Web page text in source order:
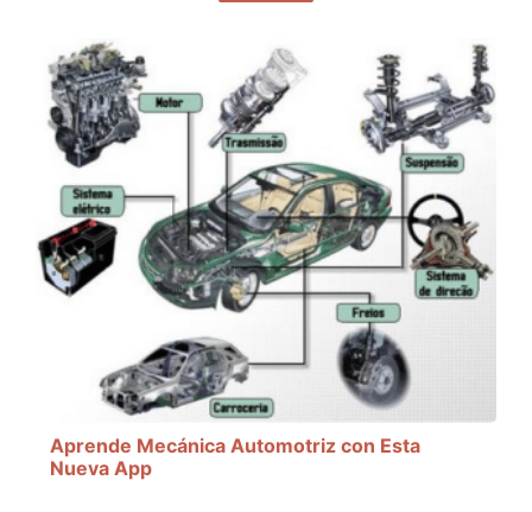
Aprende Mecánica Automotriz con Esta
Nueva App